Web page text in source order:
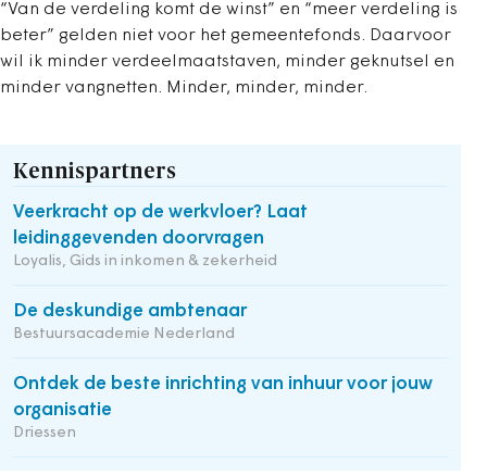
“Van de verdeling komt de winst” en “meer verdeling is
beter” gelden niet voor het gemeentefonds. Daarvoor
wil ik minder verdeelmaatstaven, minder geknutsel en
minder vangnetten. Minder, minder, minder.
Kennispartners
Veerkracht op de werkvloer? Laat
leidinggevenden doorvragen
Loyalis, Gids in inkomen & zekerheid
De deskundige ambtenaar
Bestuursacademie Nederland
Ontdek de beste inrichting van inhuur voor jouw
organisatie
Driessen